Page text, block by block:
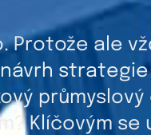
Protože ale
Klíčovým se